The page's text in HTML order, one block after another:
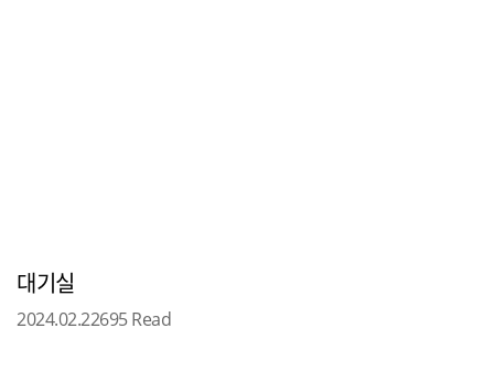
대기실
2024.02.22695 Read